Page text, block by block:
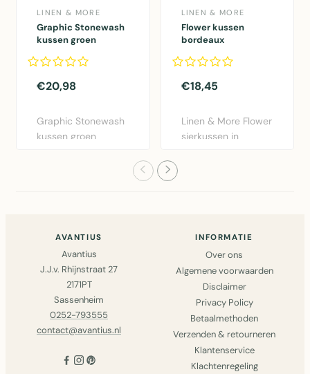
LINEN & MORE
Graphic Stonewash
kussen groen
€20,98
Graphic Stonewash
kussen groen
LINEN & MORE
Flower kussen
bordeaux
€18,45
Linen & More Flower
sierkussen in
AVANTIUS
Avantius
J.J.v. Rhijnstraat 27
2171PT
Sassenheim
0252-793555
contact@avantius.nl
INFORMATIE
Over ons
Algemene voorwaarden
Disclaimer
Privacy Policy
Betaalmethoden
Verzenden & retourneren
Klantenservice
Klachtenregeling